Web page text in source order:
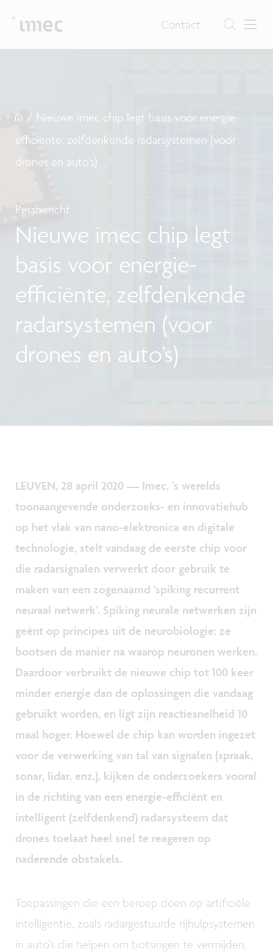
Contact
/ Nieuwe imec chip legt basis voor energie-
efficiënte, zelfdenkende radarsystemen (voor
drones en auto’s)
Persbericht
Nieuwe imec chip legt
basis voor energie-
efficiënte, zelfdenkende
radarsystemen (voor
drones en auto’s)
LEUVEN, 28 april 2020 — Imec, ‘s werelds
toonaangevende onderzoeks- en innovatiehub
op het vlak van nano-elektronica en digitale
technologie, stelt vandaag de eerste chip voor
die radarsignalen verwerkt door gebruik te
maken van een zogenaamd ‘spiking recurrent
neuraal netwerk’. Spiking neurale netwerken zijn
geënt op principes uit de neurobiologie: ze
bootsen de manier na waarop neuronen werken.
Daardoor verbruikt de nieuwe chip tot 100 keer
minder energie dan de oplossingen die vandaag
gebruikt worden, en ligt zijn reactiesnelheid 10
maal hoger. Hoewel de chip kan worden ingezet
voor de verwerking van tal van signalen (spraak,
sonar, lidar, enz.), kijken de onderzoekers vooral
in de richting van een energie-efficiënt en
intelligent (zelfdenkend) radarsysteem dat
drones toelaat heel snel te reageren op
naderende obstakels.
Toepassingen die een beroep doen op artificiële
intelligentie, zoals radargestuurde rijhulpsystemen
in auto’s die helpen om botsingen te vermijden,